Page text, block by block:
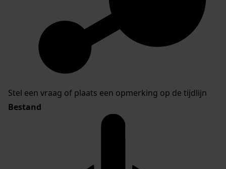
Stel een vraag of plaats een opmerking op de tijdlijn
Bestand